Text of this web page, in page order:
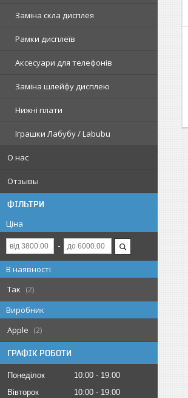
Заміна скла дисплея
Рамки дисплеїв
Аксесуари для телефонів
Заміна шлейфу дисплею
Нижні плати
Іграшки Лабубу / Labubu
О нас
Отзывы
ФІЛЬТРИ
Ціна
В наявності
Так
2
Виробник
Apple
2
ГРАФІК РОБОТИ
Понеділок 10:00
19:00
Вівторок
10:00
19:00